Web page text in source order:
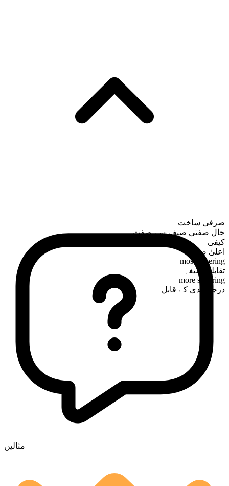
صرفی ساخت
حال صفتی صیغے سے صفت
کیفی
اعلیٰ صیغہ
most sobering
تقابلی صیغہ
more sobering
درجہ بندی کے قابل
مثالیں